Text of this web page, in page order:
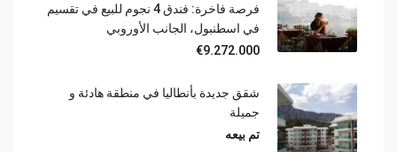
فرصة فاخرة: فندق 4 نجوم للبيع في تقسيم
في اسطنبول، الجانب الأوروبي
€9.272.000
شقق جديدة بأنطاليا في منطقة هادئة و
جميلة
تم بيعه